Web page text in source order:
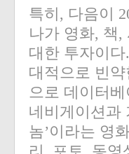
특히, 다음이
나가 영화, 책,
대한 투자이
대적으로 빈
으로 데이터
네비게이션과
놈’이라는 영